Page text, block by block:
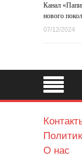
Канал
нового
07/12/2024
О нас